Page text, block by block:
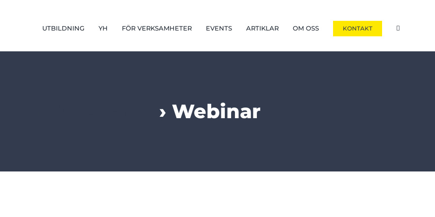
UTBILDNING YH FÖR VERKSAMHETER EVENTS ARTIKLAR OM OSS KONTAKT
› Webinar